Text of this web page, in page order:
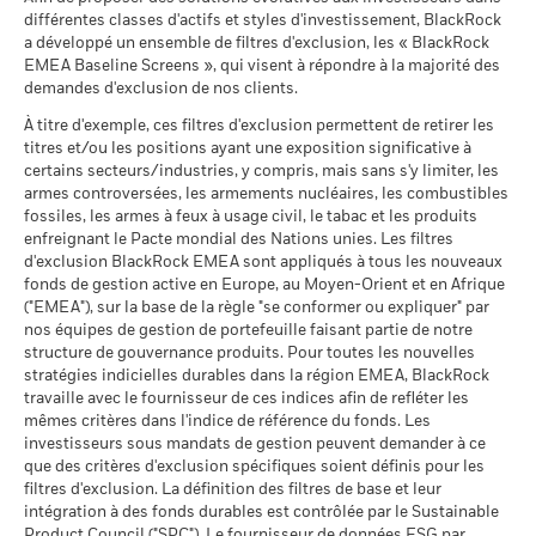
dans le calcul.
Les chiffres indiqués se rapportent aux performances
passées.Les performances passées ne sont pas un indicateur
évoluer très différemment. Ceci peut vous aider à évaluer la
façon dont le fonds a été géré dans le passé
La performance est indiquée sur la base de la Valeur nette
d’inventaire (VNI), avec le revenu brut réinvesti le cas échéant.
Le rendement de votre investissement peut augmenter ou
diminuer en raison des fluctuations des devises si votre
investissement est effectué dans une devise autre que celle
utilisée dans le calcul des performances passées. Source :
Blackrock
Intermédiaire
Rendement annuel moyen
Favorable
Ce que vous pourriez obtenir après
Rendement annuel moyen
Le scénario de tension montre ce que vous pourriez obtenir
dans des situations de marché extrêmes.
Notation des fonds ESG MSCI
au 17/juil./2026
A
Pointage de qualité ESG
MSCI (0-10)
au 17/juil./2026
Classification mondiale des
fonds selon Lipper
au 17/juil./2026
Absolute Return USD
Medium
Moyenne pondérée de
l'intensité carbone MSCI
(tonnes de CO2e/M$ de
ventes)
au 17/juil./2026
% des avoirs à l'égard
desquels des données ESG
au 17/juil./2026
94,03
Pointage de qualité ESG
MSCI - centile par rapport aux
pairs
au 07/oct./2021
44,94
MSCI - Contrevenants au
Pacte mondial des Nations
Unies
au 30/juin/2026
0,00%
MSCI - Charbon thermique
au 30/juin/2026
0,00%
MSCI - Sables bitumineux
au 30/juin/2026
0,00%
Données sur la
participation aux secteurs
d'activité
au 30/juin/2026
19,09%
Pourcentage des avoirs du
fonds à l'égard desquels
des données ne sont pas
disponibles
au 30/juin/2026
- France)
Sustainability related disclosure - BK_TO_AGG
Sustainability related disclosure - BK_TO_AGG
(fr)
Voir tous les documents
différentes classes d'actifs et styles d'investissement, BlackRock
a développé un ensemble de filtres d'exclusion, les « BlackRock
EMEA Baseline Screens », qui visent à répondre à la majorité des
demandes d'exclusion de nos clients.
À titre d'exemple, ces filtres d'exclusion permettent de retirer les
titres et/ou les positions ayant une exposition significative à
certains secteurs/industries, y compris, mais sans s'y limiter, les
armes controversées, les armements nucléaires, les combustibles
fossiles, les armes à feux à usage civil, le tabac et les produits
enfreignant le Pacte mondial des Nations unies. Les filtres
d'exclusion BlackRock EMEA sont appliqués à tous les nouveaux
fonds de gestion active en Europe, au Moyen-Orient et en Afrique
("EMEA"), sur la base de la règle "se conformer ou expliquer" par
nos équipes de gestion de portefeuille faisant partie de notre
structure de gouvernance produits. Pour toutes les nouvelles
stratégies indicielles durables dans la région EMEA, BlackRock
travaille avec le fournisseur de ces indices afin de refléter les
mêmes critères dans l'indice de référence du fonds. Les
investisseurs sous mandats de gestion peuvent demander à ce
que des critères d'exclusion spécifiques soient définis pour les
filtres d'exclusion. La définition des filtres de base et leur
intégration à des fonds durables est contrôlée par le Sustainable